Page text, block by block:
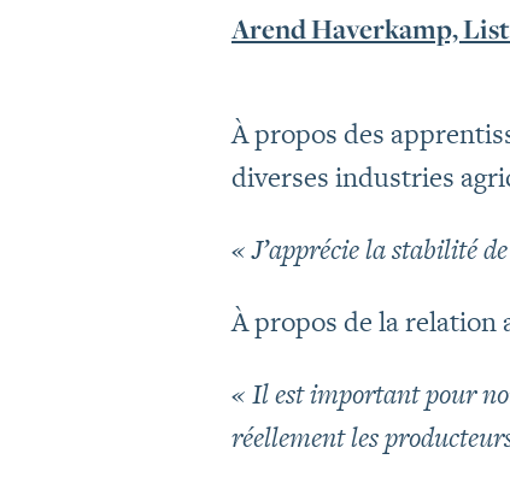
Arend Haverkamp,
À propos des
diverses industries
« J’apprécie la stabilité
À propos de la relation
« Il est important pour
réellement les